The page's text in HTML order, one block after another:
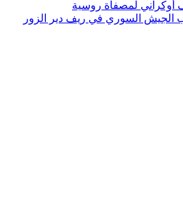
السوري في ريف دير الزور